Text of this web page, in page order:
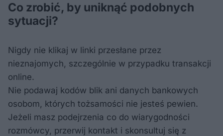
Co zrobić, by uniknąć podobnych
sytuacji?
Nigdy nie klikaj w linki przesłane przez
nieznajomych, szczególnie w przypadku transakcji
online.
Nie podawaj kodów blik ani danych bankowych
osobom, których tożsamości nie jesteś pewien.
Jeżeli masz podejrzenia co do wiarygodności
rozmówcy, przerwij kontakt i skonsultuj się z